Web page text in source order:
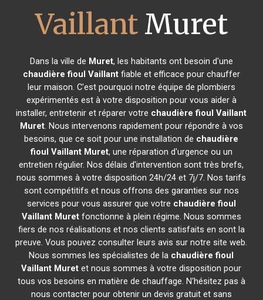
VaillantMuret
Dans la ville de Muret, les habitants ont besoin d'une
chaudière fioul Vaillantfiable et efficace pour chauffer
leur maison. C'est pourquoi notre équipe de plombiers
expérimentés est à votre disposition pour vous aider à
installer, entretenir et réparer votre chaudière fioul Vaillant
Muret. Nous intervenons rapidement pour répondre à vos
besoins, que ce soit pour une installation de chaudière
fioul Vaillant Muret, une réparation d'urgence ou un
entretien régulier. Nos délais d'intervention sont très brefs,
nous sommes à votre disposition 24h/24 et 7j/7. Nos tarifs
sont compétitifs et nous offrons des garanties sur nos
services pour vous assurer que votre chaudière fioul
Vaillant Muretfonctionne à plein régime. Nous sommes
fiers de nos réalisations et nos clients satisfaits en sont la
preuve. Vous pouvez consulter leurs avis sur notre site web.
Nous sommes les spécialistes de la chaudière fioul
Vaillant Muret et nous sommes à votre disposition pour
tous vos besoins en matière de chauffage. N'hésitez pas à
nous contacter pour obtenir un devis gratuit et sans